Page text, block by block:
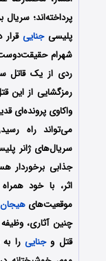
پرداخته‌اند؛
پلیسیجنایی
شهرام
ردی از یک قاتل
رمزگشایی از این
واکاوی پرونده‌ای
می‌تواند راه
سریال‌های ژانر
جذابی برخوردار
اثر، با خود
موقعیت‌های
چنین آثاری،
قتل وجناییرا به